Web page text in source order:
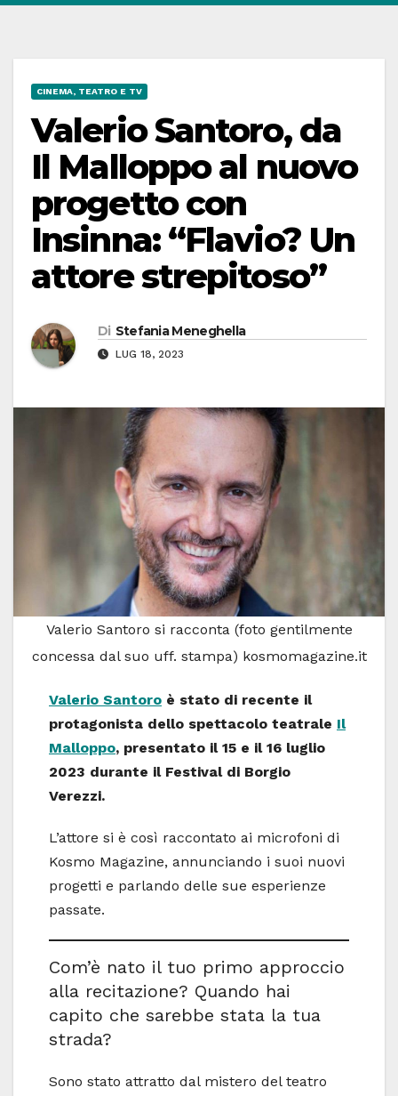
CINEMA, TEATRO E TV
Valerio Santoro, da
Il Malloppo al nuovo
progetto con
Insinna: “Flavio? Un
attore strepitoso”
Di Stefania Meneghella
LUG 18, 2023
Valerio Santoro si racconta (foto gentilmente
concessa dal suo uff. stampa) kosmomagazine.it
Valerio Santoro è stato di recente il
protagonista dello spettacolo teatrale Il
Malloppo, presentato il 15 e il 16 luglio
2023 durante il Festival di Borgio
Verezzi.
L’attore si è così raccontato ai microfoni di
Kosmo Magazine, annunciando i suoi nuovi
progetti e parlando delle sue esperienze
passate.
Com’è nato il tuo primo approccio
alla recitazione? Quando hai
capito che sarebbe stata la tua
strada?
Sono stato attratto dal mistero del teatro